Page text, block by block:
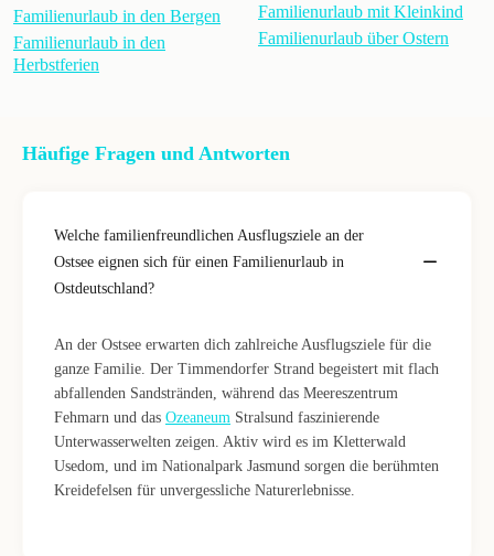
Familienurlaub in den Bergen
Familienurlaub in den
Herbstferien
Familienurlaub mit Kleinkind
Familienurlaub über Ostern
Häufige Fragen und Antworten
Welche familienfreundlichen Ausflugsziele an der
Ostsee eignen sich für einen Familienurlaub in
Ostdeutschland?
An der Ostsee erwarten dich zahlreiche Ausflugsziele für die
ganze Familie. Der Timmendorfer Strand begeistert mit flach
abfallenden Sandstränden, während das Meereszentrum
Fehmarn und das Ozeaneum Stralsund faszinierende
Unterwasserwelten zeigen. Aktiv wird es im Kletterwald
Usedom, und im Nationalpark Jasmund sorgen die berühmten
Kreidefelsen für unvergessliche Naturerlebnisse.